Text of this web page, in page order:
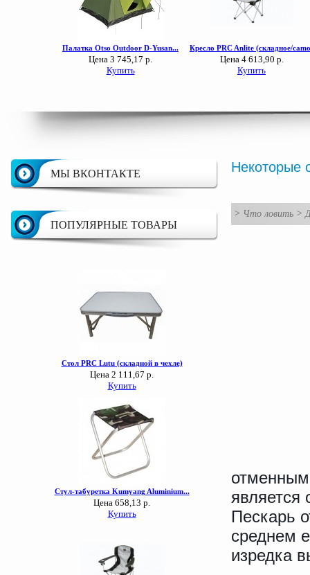
МЫ ВКОНТАКТЕ
ПОПУЛЯРНЫЕ ТОВАРЫ
Некоторые
> Что ловить >
является
Пескарь
среднем
изредка